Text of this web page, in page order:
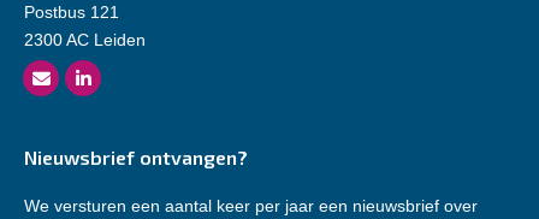
Postbus 121
2300 AC Leiden
Nieuwsbrief ontvangen?
We versturen een aantal keer per jaar een nieuwsbrief over